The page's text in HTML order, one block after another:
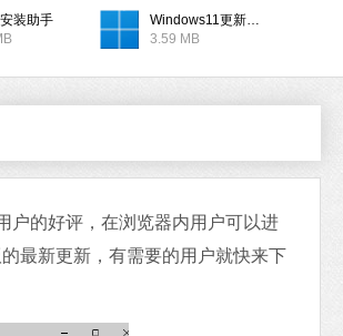
装助手
3.59 MB
的好评，在浏览器内用户可以进
最新更新，有需要的用户就快来下
软件语言：简体中文
Office 2021
软件大小：5.15 MB
软件语言：简体中文